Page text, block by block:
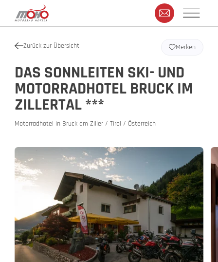
Zurück zur Übersicht
DAS SONNLEITEN SKI- UND
MOTORRADHOTEL BRUCK IM
ZILLERTAL ***
Motorradhotel in Bruck am Ziller / Tirol / Österreich
Merken